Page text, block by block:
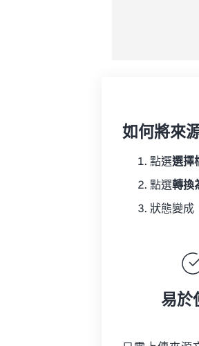
如何將來
點選選擇
點選轉換
狀態變成
易於